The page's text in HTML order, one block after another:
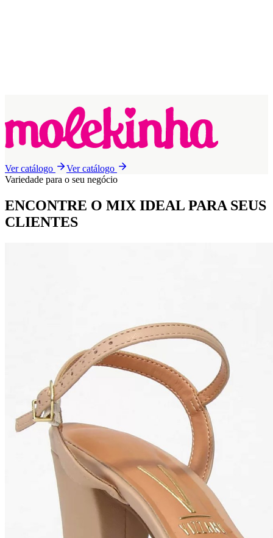
Ver catálogo
Ver catálogo
Variedade para o seu negócio
ENCONTRE O MIX IDEAL PARA SEUS
CLIENTES